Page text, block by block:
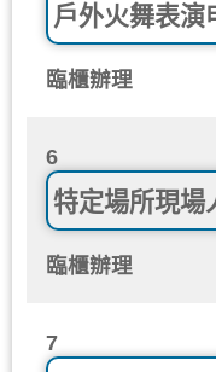
戶外火舞表演
臨櫃辦理
6
特定場所現場
臨櫃辦理
7